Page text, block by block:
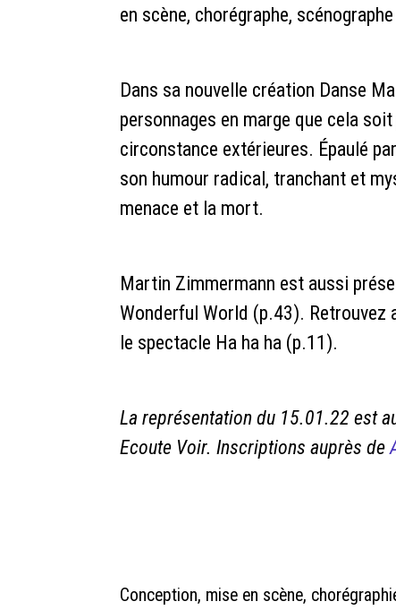
en scène, chorégraphe,
Dans sa nouvelle création Danse
personnages en marge que cela
circonstance extérieures. Épaulé
son humour radical, tranchant et
menace et la mort.
Martin Zimmermann est aussi
Wonderful World (p.43). Retrouvez
le spectacle Ha ha ha (p.11).
La représentation du 15.01.22 est
Ecoute Voir. Inscriptions auprès de
Conception, mise en scène,